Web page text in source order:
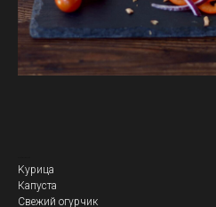
Kурица
Капуста
Свежий огурчик